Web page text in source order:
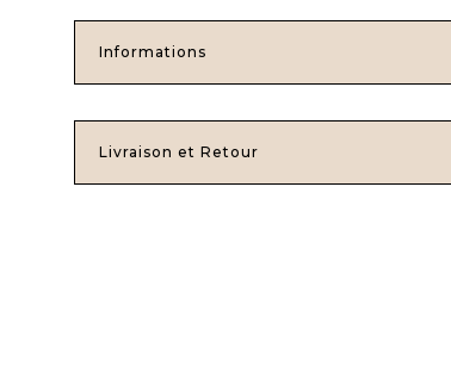
Informations
Livraison et Retour